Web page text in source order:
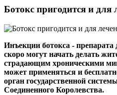
Ботокс пригодится и для
Инъекции ботокса -
скоро могут начать делать
страдающим хроническими
может применяться и
орган государственной
Соединенного Королевства.